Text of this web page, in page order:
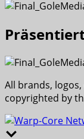
All brands,
copyrighted by